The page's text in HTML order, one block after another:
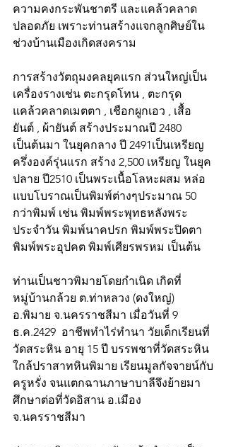
ความคงกระพันชาตรี และแคล้วคลาด
ปลอดภัย เพราะท่านสร้างแจกลูกศิษย์ใน
ช่วงบ้านเมืองเกิดสงคราม
การสร้างวัตถุมงคลยุคแรก ส่วนใหญ่เป็น
เครื่องรางเช่น ตะกรุดโทน , ตะกรุด
แคล้วคลาดเมตตา , เชือกผูกเอว , เสื้อ
ยันต์ , ผ้ายันต์ สร้างประมาณปี 2480
เป็นต้นมา ในยุคกลาง ปี 2491เป็นเหรียญ
ครึ่งองค์รุ่นแรก สร้าง 2,500 เหรียญ ในยุค
ปลาย ปี2510 เป็นพระเนื้อโลหะผสม หล่อ
แบบโบราณเป็นพิมพ์ต่างๆประมาณ 50
กว่าพิมพ์ เช่น พิมพ์พระพุทธหลังพระ
ประจำวัน พิมพ์นาคปรก พิมพ์พระปิดตา
พิมพ์พระอุปคต พิมพ์เศียรพรหม เป็นต้น
ท่านเป็นชาวพิมายโดยกำเนิด เกิดที่
หมู่บ้านกล้วย ต.ท่าหลวง (ดงใหญ่)
อ.พิมาย จ.นครราชสีมา เมื่อวันที่ 9
ธ.ค.2429  อาชีพทำไร่ทำนา วัยเด็กเรียนที่
วัดสระหิน อายุ 15 ปี บรรพชาที่วัดสระหิน
ใกล้ปราสาทหินพิมาย เรียนมูลกัจจายน์กับ
ครูหรั่ง จนแตกฉานภาษาบาลีจึงย้ายมา
ศึกษาต่อที่วัดอิสาน อ.เมือง
จ.นครราชสีมา